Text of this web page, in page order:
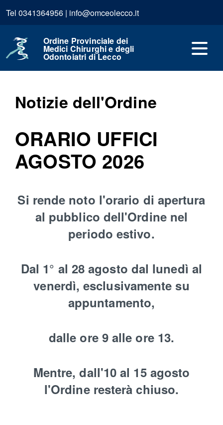
Tel 0341364956 | info@omceolecco.it
Ordine Provinciale dei
Medici Chirurghi e degli
Odontoiatri di Lecco
Home Professione Notizie dell'Ordine
Pubblicato: 11 Giugno 2026
Notizie dell'Ordine
ORARIO UFFICI
AGOSTO 2026
Si rende noto l'orario di apertura
al pubblico dell'Ordine nel
periodo estivo.
Dal 1° al 28 agosto dal lunedì al
venerdì, esclusivamente su
appuntamento,
dalle ore 9 alle ore 13.
Mentre, dall'10 al 15 agosto
l'Ordine resterà chiuso.